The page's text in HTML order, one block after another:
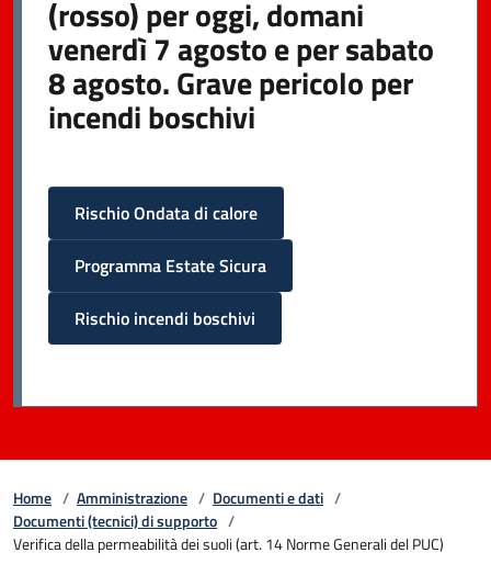
(rosso) per oggi, domani
venerdì 7 agosto e per sabato
8 agosto. Grave pericolo per
incendi boschivi
Rischio Ondata di calore
Programma Estate Sicura
Rischio incendi boschivi
Home / Amministrazione / Documenti e dati /
Documenti (tecnici) di supporto /
Verifica della permeabilità dei suoli (art. 14 Norme Generali del PUC)